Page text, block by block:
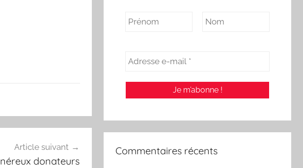
Article suivant
donateurs
Commentaires récents